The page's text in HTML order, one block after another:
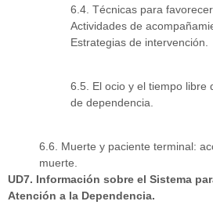
6.4. Técnicas para
Actividades de
Estrategias de intervención.
6.5. El ocio y el tiempo libre
de dependencia.
6.6. Muerte y paciente terminal:
muerte.
UD7. Información sobre el Sistema
Atención a la Dependencia.